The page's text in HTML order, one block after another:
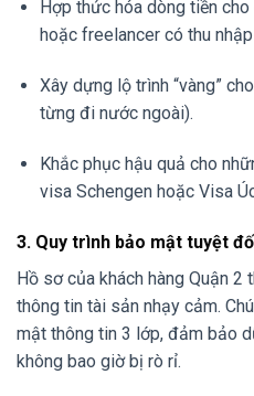
Hợp thức hóa dòng tiền
hoặc freelancer có thu
Xây dựng lộ trình “vàng”
từng đi nước ngoài).
Khắc phục hậu quả cho
visa Schengen hoặc Visa
3. Quy trình bảo mật tuyệt
Hồ sơ của khách hàng Quận
thông tin tài sản nhạy cảm.
mật thông tin 3 lớp, đảm bảo
không bao giờ bị rò rỉ.